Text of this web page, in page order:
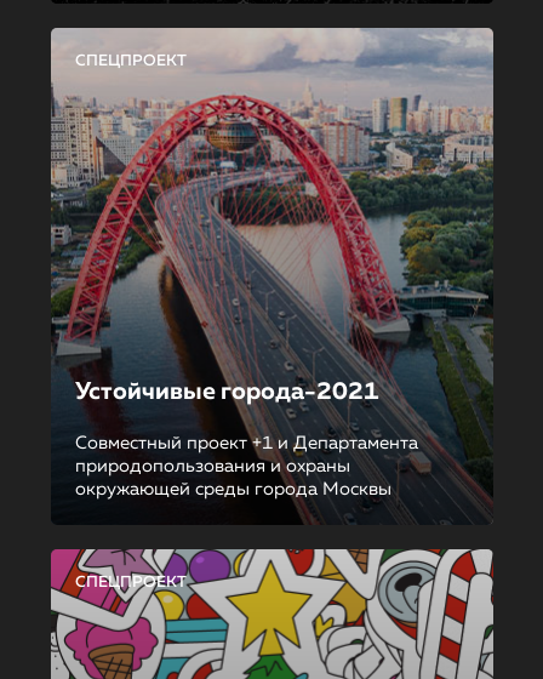
СПЕЦПРОЕКТ
Устойчивые города-2021
Совместный проект +1 и Департамента
природопользования и охраны
окружающей среды города Москвы
СПЕЦПРОЕКТ